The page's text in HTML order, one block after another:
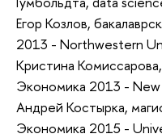
Егор Козлов,
2013 - Northwestern
Кристина
Экономика 2013 - New
Андрей Костырка,
Экономика 2015 -